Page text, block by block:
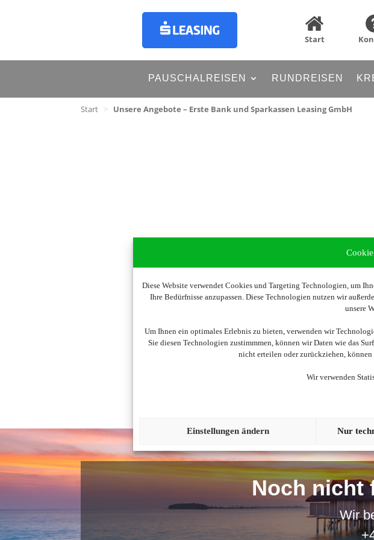
Diese Website verwendet Cookies und Targeting Technologien, um
Ihre Bedürfnisse anzupassen. Diese Technologien nutzen wir
unsere
Um Ihnen ein optimales Erlebnis zu bieten, verwenden wir
Sie diesen Technologien zustimmmen, können wir Daten wie das
nicht erteilen oder zurückziehen,
Wir verwenden
Nur
Einstellungen ändern
Start
PAUSCHALREISEN RUNDREISEN
Start > Unsere Angebote – Erste Bank und Sparkassen Leasing GmbH
Wir
Um diesen Inhalt darzustellen, aktivieren Sie
Noch nicht
Wir